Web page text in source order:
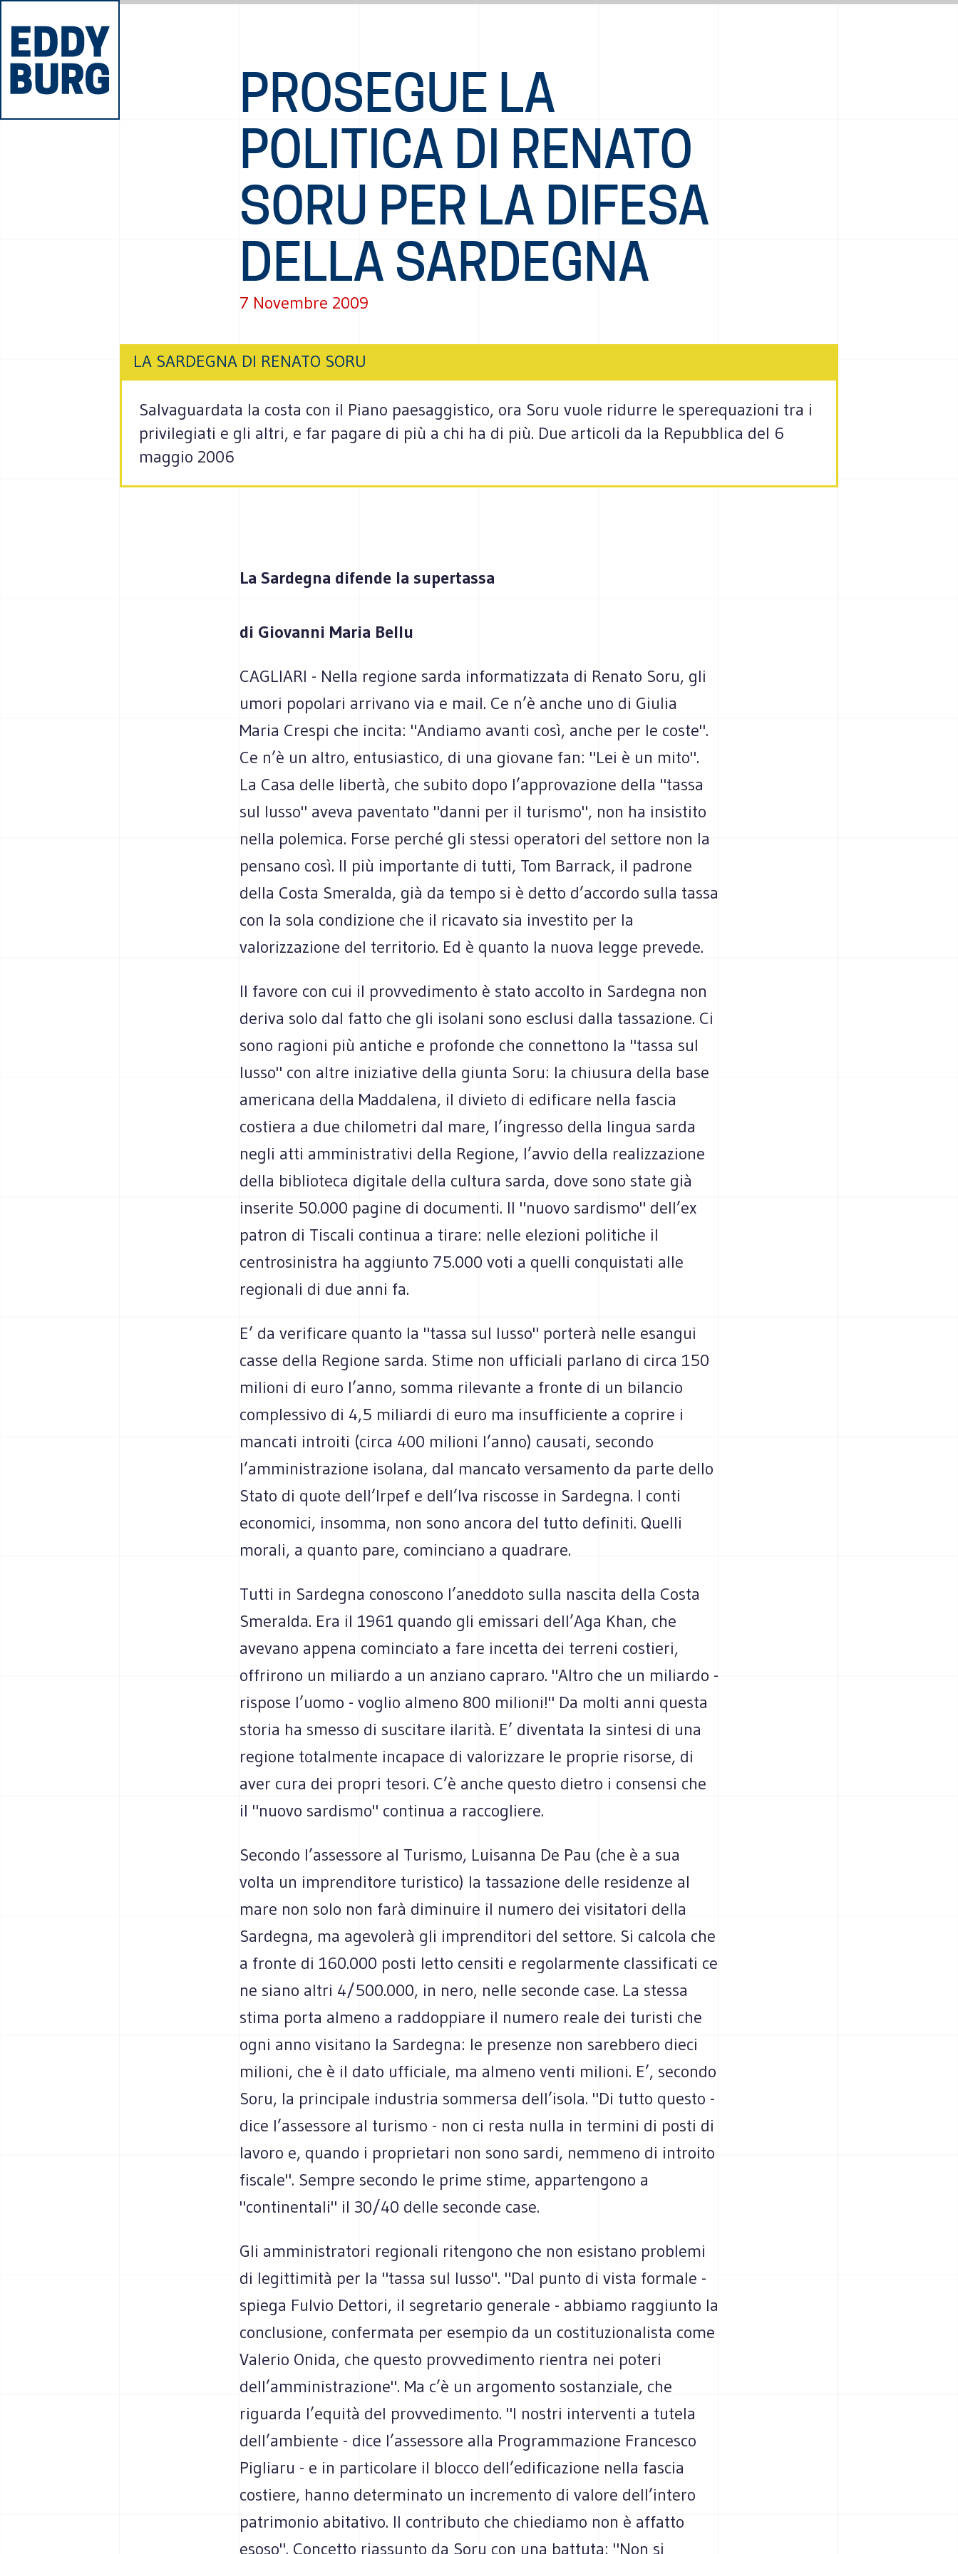
PROSEGUE LA
POLITICA DI RENATO
SORU PER LA DIFESA
DELLA SARDEGNA
7 Novembre 2009
LA SARDEGNA DI RENATO SORU
Salvaguardata la costa con il Piano paesaggistico, ora Soru vuole ridurre le sperequazioni tra i
privilegiati e gli altri, e far pagare di più a chi ha di più. Due articoli da la Repubblica del 6
maggio 2006
La Sardegna difende la supertassa
di Giovanni Maria Bellu
CAGLIARI - Nella regione sarda informatizzata di Renato Soru, gli
umori popolari arrivano via e mail. Ce n’è anche uno di Giulia
Maria Crespi che incita: "Andiamo avanti così, anche per le coste".
Ce n’è un altro, entusiastico, di una giovane fan: "Lei è un mito".
La Casa delle libertà, che subito dopo l’approvazione della "tassa
sul lusso" aveva paventato "danni per il turismo", non ha insistito
nella polemica. Forse perché gli stessi operatori del settore non la
pensano così. Il più importante di tutti, Tom Barrack, il padrone
della Costa Smeralda, già da tempo si è detto d’accordo sulla tassa
con la sola condizione che il ricavato sia investito per la
valorizzazione del territorio. Ed è quanto la nuova legge prevede.
Il favore con cui il provvedimento è stato accolto in Sardegna non
deriva solo dal fatto che gli isolani sono esclusi dalla tassazione. Ci
sono ragioni più antiche e profonde che connettono la "tassa sul
lusso" con altre iniziative della giunta Soru: la chiusura della base
americana della Maddalena, il divieto di edificare nella fascia
costiera a due chilometri dal mare, l’ingresso della lingua sarda
negli atti amministrativi della Regione, l’avvio della realizzazione
della biblioteca digitale della cultura sarda, dove sono state già
inserite 50.000 pagine di documenti. Il "nuovo sardismo" dell’ex
patron di Tiscali continua a tirare: nelle elezioni politiche il
centrosinistra ha aggiunto 75.000 voti a quelli conquistati alle
regionali di due anni fa.
E’ da verificare quanto la "tassa sul lusso" porterà nelle esangui
casse della Regione sarda. Stime non ufficiali parlano di circa 150
milioni di euro l’anno, somma rilevante a fronte di un bilancio
complessivo di 4,5 miliardi di euro ma insufficiente a coprire i
mancati introiti (circa 400 milioni l’anno) causati, secondo
l’amministrazione isolana, dal mancato versamento da parte dello
Stato di quote dell’Irpef e dell’Iva riscosse in Sardegna. I conti
economici, insomma, non sono ancora del tutto definiti. Quelli
morali, a quanto pare, cominciano a quadrare.
Tutti in Sardegna conoscono l’aneddoto sulla nascita della Costa
Smeralda. Era il 1961 quando gli emissari dell’Aga Khan, che
avevano appena cominciato a fare incetta dei terreni costieri,
offrirono un miliardo a un anziano capraro. "Altro che un miliardo -
rispose l’uomo - voglio almeno 800 milioni!" Da molti anni questa
storia ha smesso di suscitare ilarità. E’ diventata la sintesi di una
regione totalmente incapace di valorizzare le proprie risorse, di
aver cura dei propri tesori. C’è anche questo dietro i consensi che
il "nuovo sardismo" continua a raccogliere.
Secondo l’assessore al Turismo, Luisanna De Pau (che è a sua
volta un imprenditore turistico) la tassazione delle residenze al
mare non solo non farà diminuire il numero dei visitatori della
Sardegna, ma agevolerà gli imprenditori del settore. Si calcola che
a fronte di 160.000 posti letto censiti e regolarmente classificati ce
ne siano altri 4/500.000, in nero, nelle seconde case. La stessa
stima porta almeno a raddoppiare il numero reale dei turisti che
ogni anno visitano la Sardegna: le presenze non sarebbero dieci
milioni, che è il dato ufficiale, ma almeno venti milioni. E’, secondo
Soru, la principale industria sommersa dell’isola. "Di tutto questo -
dice l’assessore al turismo - non ci resta nulla in termini di posti di
lavoro e, quando i proprietari non sono sardi, nemmeno di introito
fiscale". Sempre secondo le prime stime, appartengono a
"continentali" il 30/40 delle seconde case.
Gli amministratori regionali ritengono che non esistano problemi
di legittimità per la "tassa sul lusso". "Dal punto di vista formale -
spiega Fulvio Dettori, il segretario generale - abbiamo raggiunto la
conclusione, confermata per esempio da un costituzionalista come
Valerio Onida, che questo provvedimento rientra nei poteri
dell’amministrazione". Ma c’è un argomento sostanziale, che
riguarda l’equità del provvedimento. "I nostri interventi a tutela
dell’ambiente - dice l’assessore alla Programmazione Francesco
Pigliaru - e in particolare il blocco dell’edificazione nella fascia
costiere, hanno determinato un incremento di valore dell’intero
patrimonio abitativo. Il contributo che chiediamo non è affatto
esoso". Concetto riassunto da Soru con una battuta: "Non si